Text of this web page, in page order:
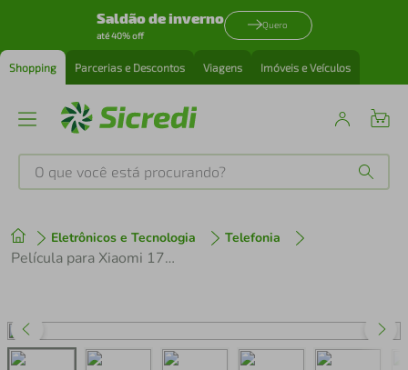
Saldão de inverno
até 40% off
Quero
Shopping Parcerias e Descontos Viagens Imóveis e Veículos
O que você está procurando?
Eletrônicos e Tecnologia Telefonia
Película para Xiaomi 17 - Privacidade Hydrogel - Gshield
1º tenis
perfume